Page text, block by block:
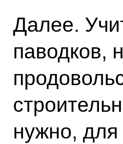
Далее.
паводков,
нужно, для